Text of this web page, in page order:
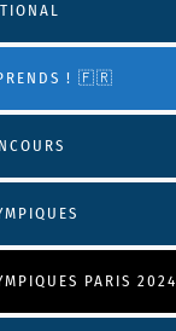
! 🇫🇷
PARIS 2024